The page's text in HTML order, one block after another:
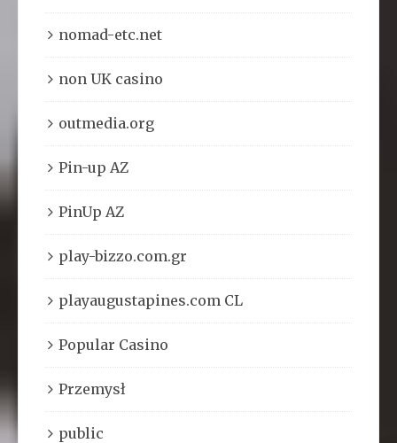
nomad-etc.net
non UK casino
outmedia.org
Pin-up AZ
PinUp AZ
play-bizzo.com.gr
playaugustapines.com CL
Popular Casino
Przemysł
public